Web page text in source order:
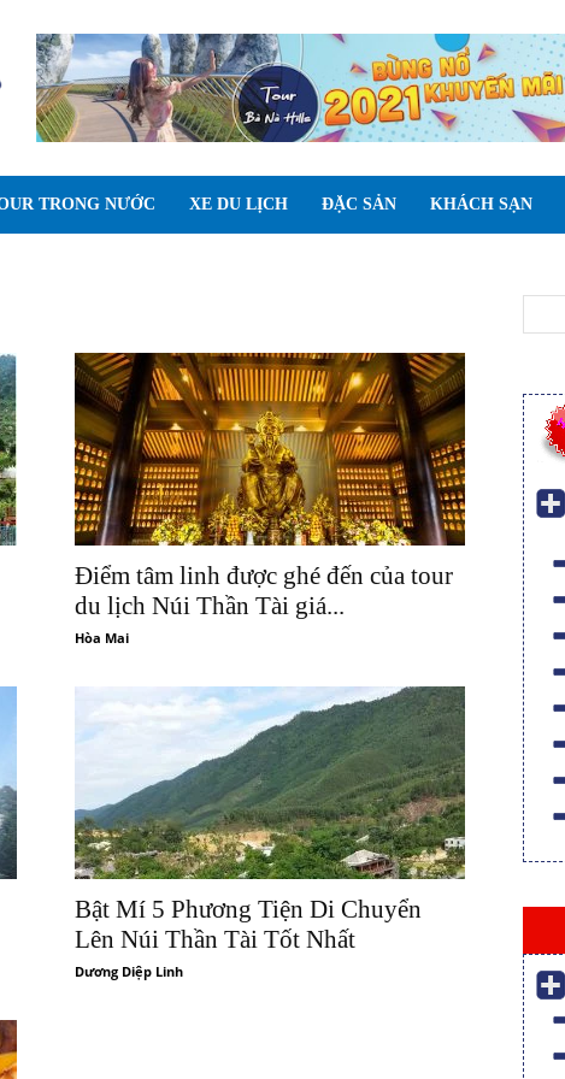
TRONG NƯỚC XE DU LỊCH ĐẶC SẢN KHÁCH SẠN
Điểm tâm linh được ghé đến của tour
du lịch Núi Thần Tài giá...
Hòa Mai
Bật Mí 5 Phương Tiện Di Chuyển
Lên Núi Thần Tài Tốt Nhất
Dương Diệp Linh